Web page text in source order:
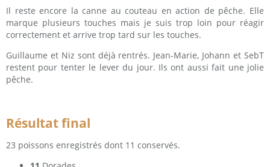
Il reste encore la canne au couteau en action de pêche. Elle
marque plusieurs touches mais je suis trop loin pour réagir
correctement et arrive trop tard sur les touches.
Guillaume et Niz sont déjà rentrés. Jean-Marie, Johann et SebT
restent pour tenter le lever du jour. Ils ont aussi fait une jolie
pêche.
Résultat final
23 poissons enregistrés dont 11 conservés.